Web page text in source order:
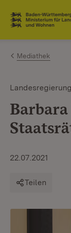
Zum Inhalt
Link zur
Mediathek
Landesregierung
22.07.2021
Teilen